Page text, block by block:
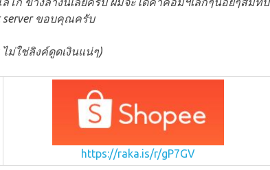
server ขอบคุณครับ
ม่ใช่ลิงค์ดูดเงินแน่ๆ)
https://raka.is/r/gP7GV